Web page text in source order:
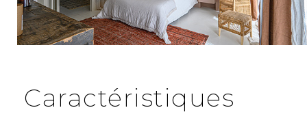
Caractéristiques